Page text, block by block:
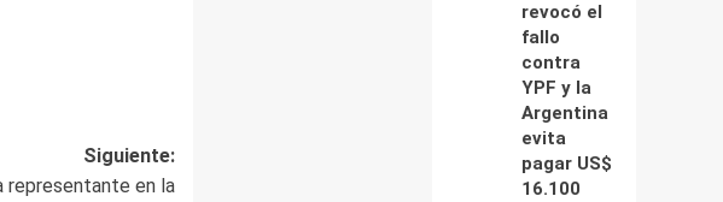
Siguiente:
representante en la
revocó el
fallo
contra
YPF y la
Argentina
evita
pagar US$
16.100